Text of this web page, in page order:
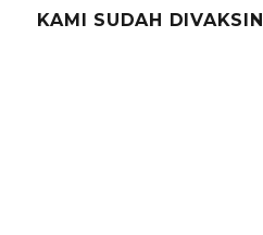
KAMI SUDAH DIVAKSIN